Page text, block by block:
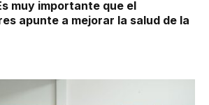
muy importante que el
apunte a mejorar la salud de la